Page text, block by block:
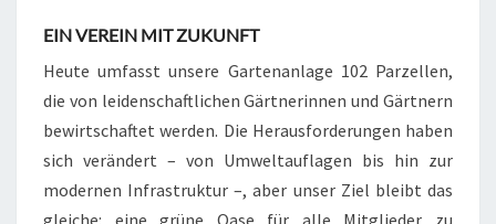
EIN VEREIN MIT ZUKUNFT
Heute umfasst unsere Gartenanlage 102 Parzellen,
die von leidenschaftlichen Gärtnerinnen und Gärtnern
bewirtschaftet werden. Die Herausforderungen haben
sich verändert – von Umweltauflagen bis hin zur
modernen Infrastruktur –, aber unser Ziel bleibt das
gleiche: eine grüne Oase für alle Mitglieder zu